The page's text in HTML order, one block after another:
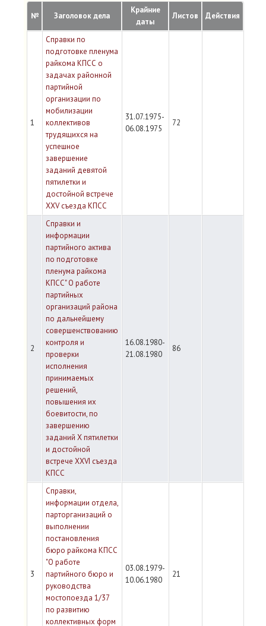
№ Заголовок дела
Крайние
даты
Листов Действия
1
Справки по
подготовке пленума
райкома КПСС о
задачах районной
партийной
организации по
мобилизации
коллективов
трудящихся на
успешное
завершение
заданий девятой
пятилетки и
достойной встрече
XXV съезда КПСС
31.07.1975-
06.08.1975
72
2
Справки и
информации
партийного актива
по подготовке
пленума райкома
КПСС" О работе
партийных
организаций района
по дальнейшему
совершенствованию
контроля и
проверки
исполнения
принимаемых
решений,
повышения их
боевитости, по
завершению
заданий X пятилетки
и достойной
встрече XXVI съезда
КПСС
16.08.1980-
21.08.1980
86
3
Справки,
информации отдела,
парторганизаций о
выполнении
постановления
бюро райкома КПСС
"О работе
партийного бюро и
руководства
мостопоезда 1/37
по развитию
коллективных форм
03.08.1979-
10.06.1980
21